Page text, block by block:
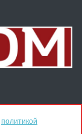
политикой